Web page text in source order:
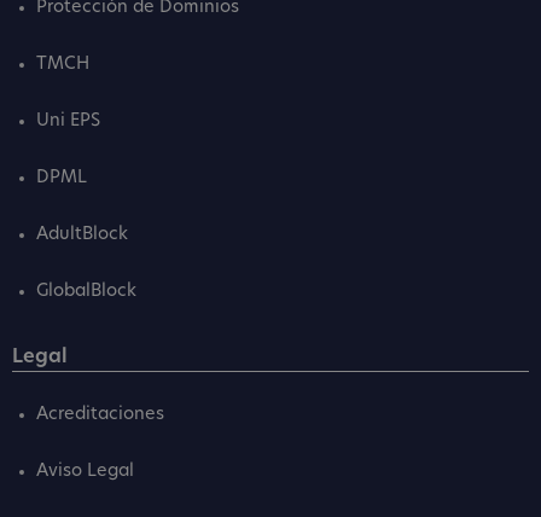
Protección de Dominios
TMCH
Uni EPS
DPML
AdultBlock
GlobalBlock
Legal
Acreditaciones
Aviso Legal